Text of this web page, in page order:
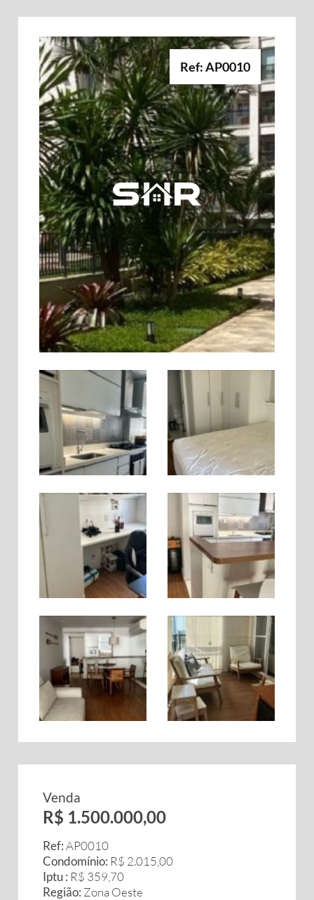
Ref: AP0010
Venda
R$ 1.500.000,00
Ref:AP0010
Condomínio: R$ 2.015,00
Iptu : R$ 359,70
Região: Zona Oeste